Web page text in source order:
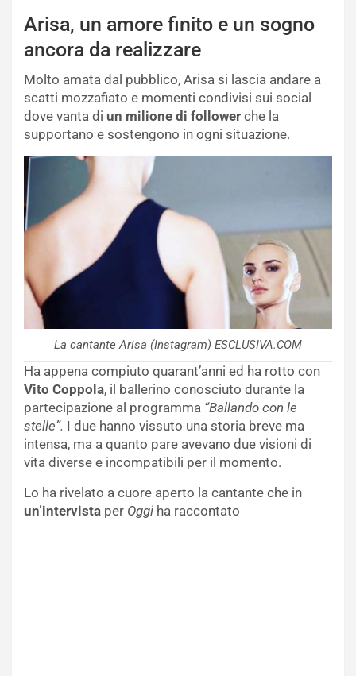
Arisa, un amore finito e un sogno
ancora da realizzare
Molto amata dal pubblico, Arisa si lascia andare a
scatti mozzafiato e momenti condivisi sui social
dove vanta di un milione di follower che la
supportano e sostengono in ogni situazione.
La cantante Arisa (Instagram) ESCLUSIVA.COM
Ha appena compiuto quarant’anni ed ha rotto con
Vito Coppola, il ballerino conosciuto durante la
partecipazione al programma “Ballando con le
stelle”. I due hanno vissuto una storia breve ma
intensa, ma a quanto pare avevano due visioni di
vita diverse e incompatibili per il momento.
Lo ha rivelato a cuore aperto la cantante che in
un’intervista per Oggi ha raccontato